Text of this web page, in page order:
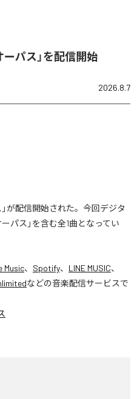
パス」を配信開始
2026.8.7
が配信開始された。今回デジタ
パス」を含む全1曲となってい
Music、 Spotify、 LINE MUSIC、
などの音楽配信サービスで